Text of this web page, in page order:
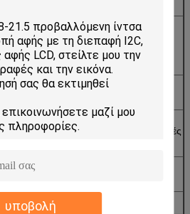
υποβολή
ταινία ταινιών γυαλιού 1.6mm
διευθετήσιμη (1.1mm) +Top ITO
(0.125mm) +Bottom ITO
(0.125mm)
92%~100%
Γρατσουνιά-ελεύθερος
Περισσότερες από 50.000.000 αφές
Παράθυρα 2000, παράθυρα XP,
CE, FCC, RoHS